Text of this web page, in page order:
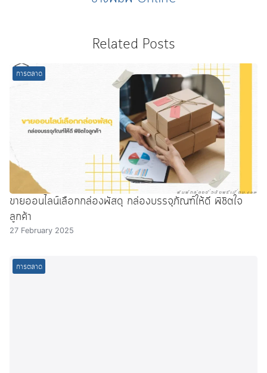
Related Posts
การตลาด
ขายออนไลน์เลือกกล่องพัสดุ กล่องบรรจุภัณฑ์ให้ดี พิชิตใจ
ลูกค้า
27 February 2025
การตลาด